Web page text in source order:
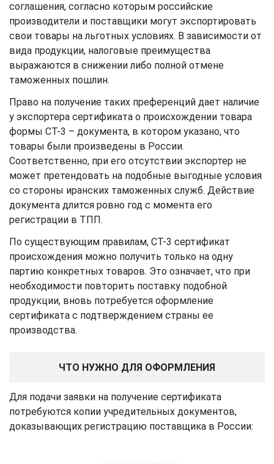
соглашения, согласно которым российские
производители и поставщики могут экспортировать
свои товары на льготных условиях. В зависимости от
вида продукции, налоговые преимущества
выражаются в снижении либо полной отмене
таможенных пошлин.
Право на получение таких преференций дает наличие
у экспортера сертификата о происхождении товара
формы СТ-3 – документа, в котором указано, что
товары были произведены в России.
Соответственно, при его отсутствии экспортер не
может претендовать на подобные выгодные условия
со стороны иранских таможенных служб. Действие
документа длится ровно год с момента его
регистрации в ТПП.
По существующим правилам, СТ-3 сертификат
происхождения можно получить только на одну
партию конкретных товаров. Это означает, что при
необходимости повторить поставку подобной
продукции, вновь потребуется оформление
сертификата с подтверждением страны ее
производства.
ЧТО НУЖНО ДЛЯ ОФОРМЛЕНИЯ
Для подачи заявки на получение сертификата
потребуются копии учредительных документов,
доказывающих регистрацию поставщика в России: